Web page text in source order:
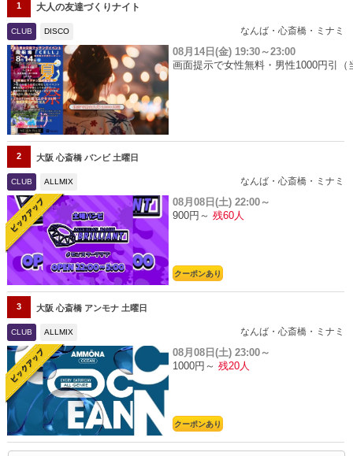
1 大人の友達づくりナイト
CLUB DISCO なんば・心斎橋・ミナミ
08月14日(金) 19:30～23:00
画面提示で女性無料・男性1000円引（
2 大阪 心斎橋 バンビ 土曜日
CLUB ALLMIX なんば・心斎橋・ミナミ
08月08日(土) 22:00～
900円～ 残60人
クーポンあり
3 大阪 心斎橋 アンモナ 土曜日
CLUB ALLMIX なんば・心斎橋・ミナミ
08月08日(土) 23:00～
1000円～ 残20人
クーポンあり